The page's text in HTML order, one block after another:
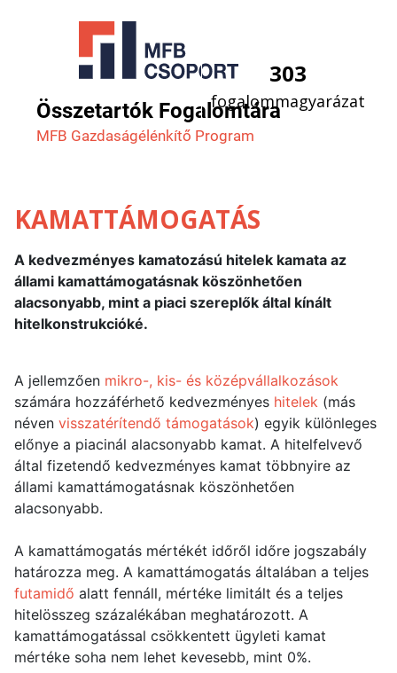
Összetartók Fogalomtára
MFB Gazdaság­élénkítő Program
303
fogalommagyarázat
KAMATTÁMOGATÁS
A kedvezményes kamatozású hitelek kamata az
állami kamattámogatásnak köszönhetően
alacsonyabb, mint a piaci szereplők által kínált
hitelkonstrukcióké.
A jellemzően mikro-, kis- és középvállalkozások
számára hozzáférhető kedvezményes hitelek (más
néven visszatérítendő támogatások) egyik különleges
előnye a piacinál alacsonyabb kamat. A hitelfelvevő
által fizetendő kedvezményes kamat többnyire az
állami kamattámogatásnak köszönhetően
alacsonyabb.
A kamattámogatás mértékét időről időre jogszabály
határozza meg. A kamattámogatás általában a teljes
futamidő alatt fennáll, mértéke limitált és a teljes
hitelösszeg százalékában meghatározott. A
kamattámogatással csökkentett ügyleti kamat
mértéke soha nem lehet kevesebb, mint 0%.